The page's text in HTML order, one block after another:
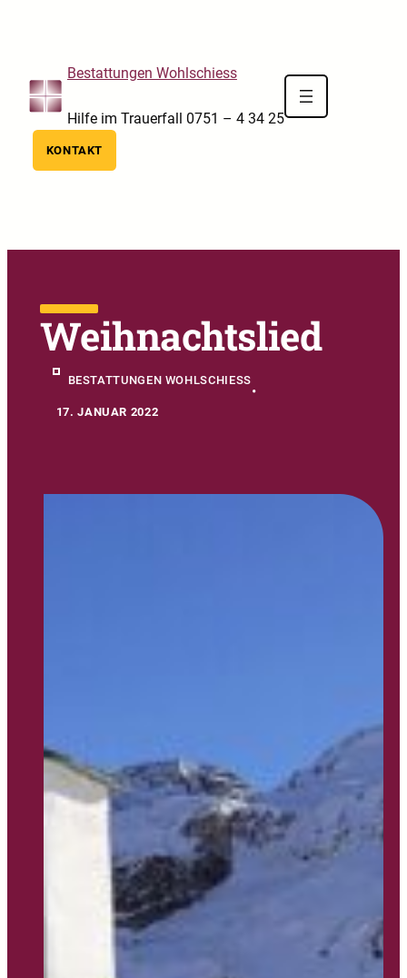
Bestattungen Wohlschiess
Hilfe im Trauerfall 0751 – 4 34 25
KONTAKT
Weihnachtslied
BESTATTUNGEN WOHLSCHIESS
•
17. JANUAR 2022